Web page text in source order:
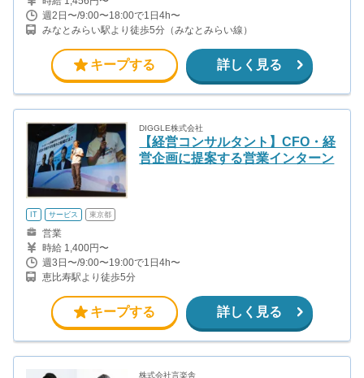
週2日〜/9:00〜18:00で1日4h〜
みなとみらい駅より徒歩5分（みなとみらい線）
キープする 詳しく見る
DIGGLE株式会社
【経営コンサルタント】CFO・経
営企画に提案する営業インターン
IT サービス 東京都
営業
時給 1,400円〜
週3日〜/9:00〜19:00で1日4h〜
恵比寿駅より徒歩5分
キープする 詳しく見る
株式会社言楽舎